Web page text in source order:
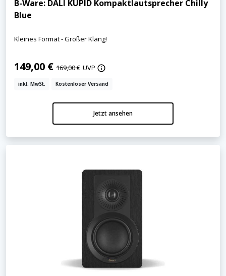
B-Ware: DALI KUPID Kompaktlautsprecher Chilly
Blue
Kleines Format - Großer Klang!
149,00 € 169,00 € UVP
inkl. MwSt. Kostenloser Versand
Jetzt ansehen